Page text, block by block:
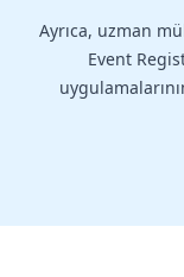
Ayrıca, uzman
Event